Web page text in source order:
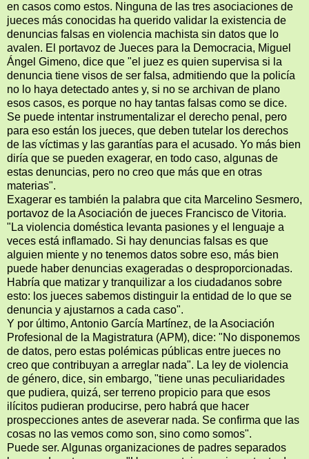
en casos como estos. Ninguna de las tres asociaciones de
jueces más conocidas ha querido validar la existencia de
denuncias falsas en violencia machista sin datos que lo
avalen. El portavoz de Jueces para la Democracia, Miguel
Ángel Gimeno, dice que "el juez es quien supervisa si la
denuncia tiene visos de ser falsa, admitiendo que la policía
no lo haya detectado antes y, si no se archivan de plano
esos casos, es porque no hay tantas falsas como se dice.
Se puede intentar instrumentalizar el derecho penal, pero
para eso están los jueces, que deben tutelar los derechos
de las víctimas y las garantías para el acusado. Yo más bien
diría que se pueden exagerar, en todo caso, algunas de
estas denuncias, pero no creo que más que en otras
materias".
Exagerar es también la palabra que cita Marcelino Sesmero,
portavoz de la Asociación de jueces Francisco de Vitoria.
"La violencia doméstica levanta pasiones y el lenguaje a
veces está inflamado. Si hay denuncias falsas es que
alguien miente y no tenemos datos sobre eso, más bien
puede haber denuncias exageradas o desproporcionadas.
Habría que matizar y tranquilizar a los ciudadanos sobre
esto: los jueces sabemos distinguir la entidad de lo que se
denuncia y ajustarnos a cada caso".
Y por último, Antonio García Martínez, de la Asociación
Profesional de la Magistratura (APM), dice: "No disponemos
de datos, pero estas polémicas públicas entre jueces no
creo que contribuyan a arreglar nada". La ley de violencia
de género, dice, sin embargo, "tiene unas peculiaridades
que pudiera, quizá, ser terreno propicio para que esos
ilícitos pudieran producirse, pero habrá que hacer
prospecciones antes de aseverar nada. Se confirma que las
cosas no las vemos como son, sino como somos".
Puede ser. Algunas organizaciones de padres separados